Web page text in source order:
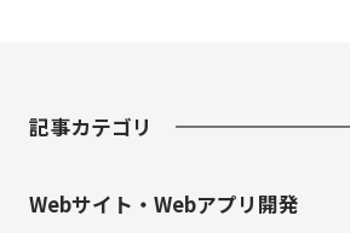
記事カテゴリ
Webサイト・Webアプリ開発